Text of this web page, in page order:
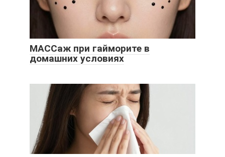
МАССаж при гайморите в
домашних условиях